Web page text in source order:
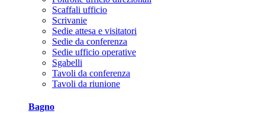
Scaffali ufficio
Scrivanie
Sedie attesa e visitatori
Sedie da conferenza
Sedie ufficio operative
Sgabelli
Tavoli da conferenza
Tavoli da riunione
Bagno